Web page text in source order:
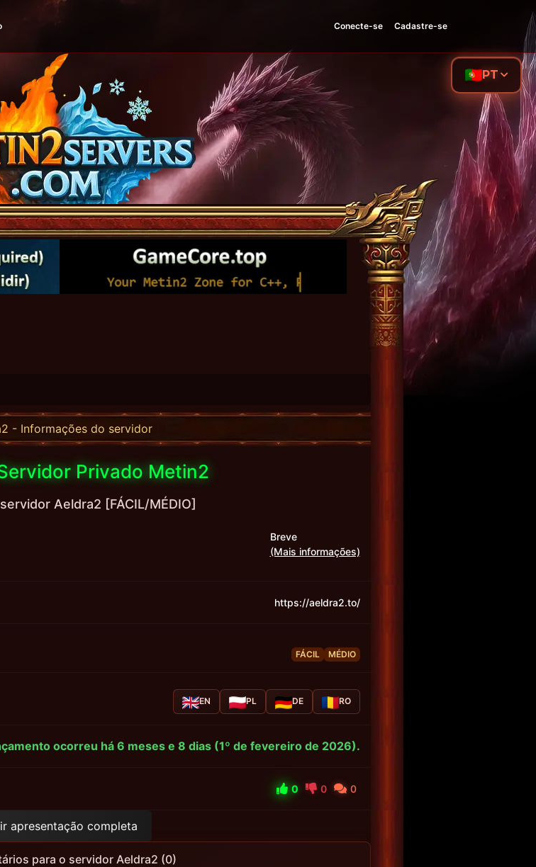
PT
Conecte-se Cadastre-se
- Informações do servidor
Privado Metin2
Aeldra2 [FÁCIL/MÉDIO]
Breve
(Mais informações)
https://aeldra2.to/
FÁCIL MÉDIO
EN PL DE RO
ocorreu há 6 meses e 8 dias (1º de fevereiro de 2026).
0 0 0
apresentação completa
para o servidor Aeldra2 (0)